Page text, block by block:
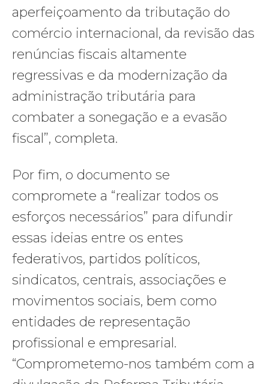
aperfeiçoamento da tributação do
comércio internacional, da revisão das
renúncias fiscais altamente
regressivas e da modernização da
administração tributária para
combater a sonegação e a evasão
fiscal”, completa.
Por fim, o documento se
compromete a “realizar todos os
esforços necessários” para difundir
essas ideias entre os entes
federativos, partidos políticos,
sindicatos, centrais, associações e
movimentos sociais, bem como
entidades de representação
profissional e empresarial.
“Comprometemo-nos também com a